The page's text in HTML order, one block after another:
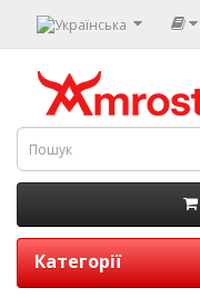
Категорії